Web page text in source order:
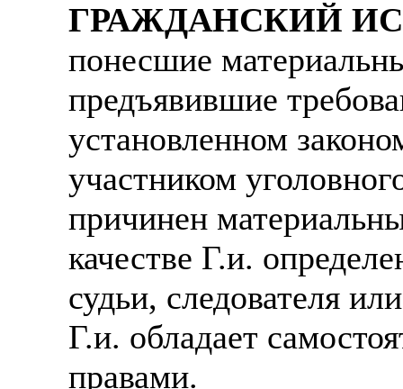
ГРАЖДАНСКИЙ
понесшие
предъявившие
установленном
участником
причинен
качестве Г.и.
судьи, следователя
Г.и. обладает
правами.